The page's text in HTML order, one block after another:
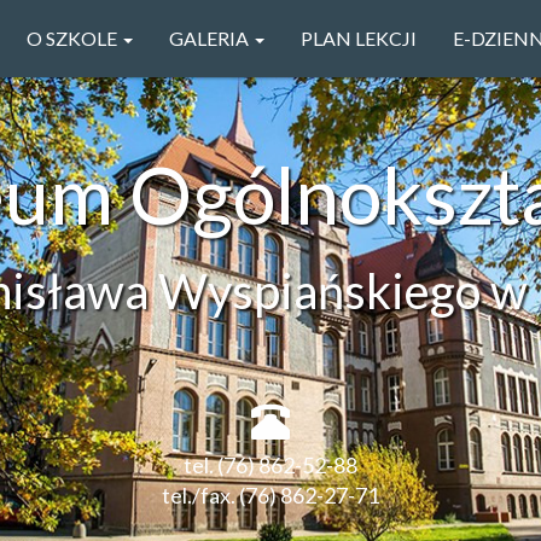
O SZKOLE GALERIA PLAN LEKCJI E-
Wyspiańskiego w
tel. (76) 862-52-88
tel./fax. (76) 862-27-71